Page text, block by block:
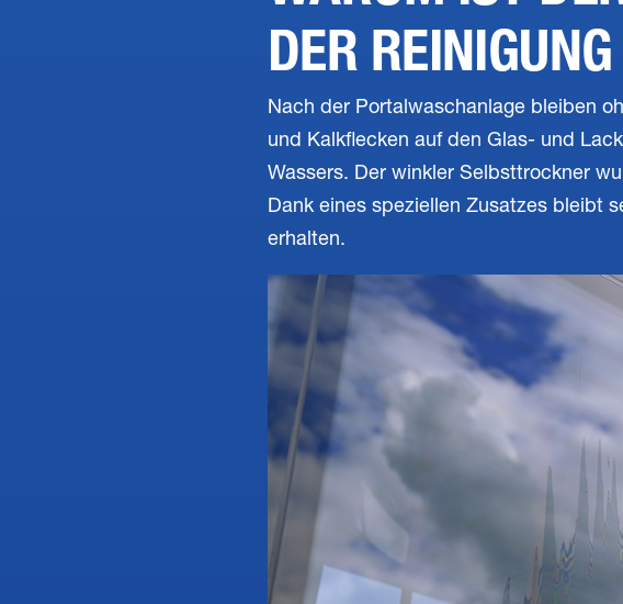
DER
Nach der Portalwaschanlage bleiben
und Kalkflecken auf den Glas- und
Wassers. Der winkler Selbsttrockner
Dank eines speziellen Zusatzes bleibt
erhalten.